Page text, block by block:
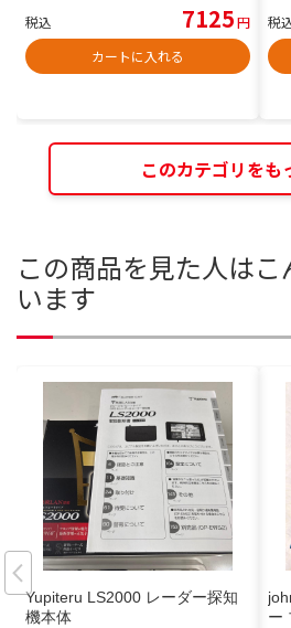
税込 7125円
カートに入れる
税
このカテゴリをも
この商品を見た人は
います
Yupiteru LS2000 レーダー探知
機本体
ー